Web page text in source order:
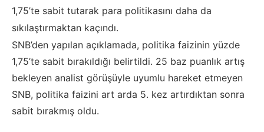
1,75’te sabit tutarak para politikasını daha da
sıkılaştırmaktan kaçındı.
SNB’den yapılan açıklamada, politika faizinin yüzde
1,75’te sabit bırakıldığı belirtildi. 25 baz puanlık artış
bekleyen analist görüşüyle uyumlu hareket etmeyen
SNB, politika faizini art arda 5. kez artırdıktan sonra
sabit bırakmış oldu.